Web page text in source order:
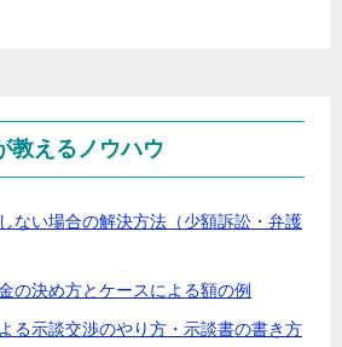
教えるノウハウ
ない場合の解決方法（少額訴訟・弁護
の決め方とケースによる額の例
る示談交渉のやり方・示談書の書き方